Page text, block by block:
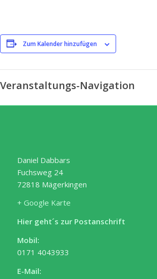
Zum Kalender hinzufügen
Veranstaltungs-Navigation
Daniel Dabbars
Fuchsweg 24
72818 Mägerkingen
+ Google Karte
Hier geht´s zur Postanschrift
Mobil:
0171 4043933
E-Mail: